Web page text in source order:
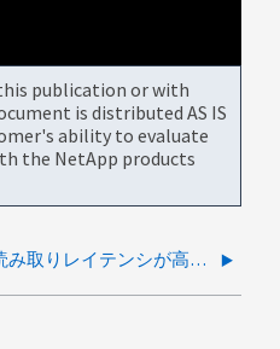
publication or with
is distributed AS IS
ability to evaluate
the NetApp products
ディスク使用率が高いため、読み取りレイテンシが高くなります。